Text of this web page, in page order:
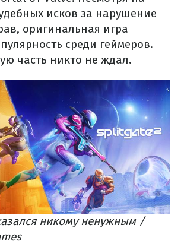
исков за нарушение
оригинальная игра
среди геймеров.
часть никто не ждал.
никому ненужным /